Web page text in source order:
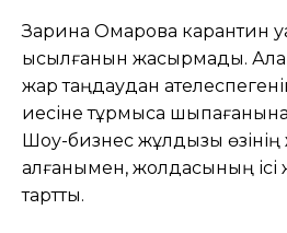
Зарина Омарова карантин
қысылғанын жасырмады.
жар таңдаудан
иесіне тұрмысқа шықпағанына
Шоу-бизнес жұлдызы өзінің
қалғанымен, жолдасының ісі
тартты.